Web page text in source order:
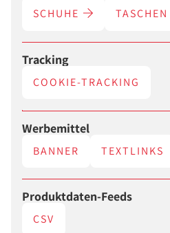
SCHUHE
Tracking
COOKIE-TRACKING
Werbemittel
BANNER TEXTLINKS
Produktdaten-Feeds
CSV